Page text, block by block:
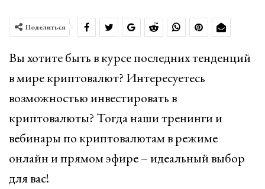
Поделиться
Вы хотите быть в курсе последних тенденций
в мире криптовалют? Интересуетесь
возможностью инвестировать в
криптовалюты? Тогда наши тренинги и
вебинары по криптовалютам в режиме
онлайн и прямом эфире – идеальный выбор
для вас!